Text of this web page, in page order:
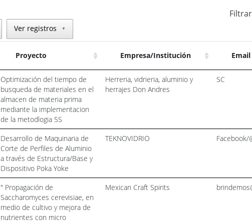
Ver registros ▼
Proyecto Empresa/Institución Email
Optimización del tiempo de
busqueda de materiales en el
almacen de materia prima
mediante la implementacion
de la metodlogia 5S
Herreria, vidrieria, aluminio y
herrajes Don Andres
SC
Desarrollo de Maquinaria de
Corte de Perfiles de Aluminio
a través de Estructura/Base y
Dispositivo Poka Yoke
TEKNOVIDRIO Facebook/
" Propagación de
Saccharomyces cerevisiae, en
medio de cultivo y mejora de
nutrientes con micro
Mexican Craft Spirits